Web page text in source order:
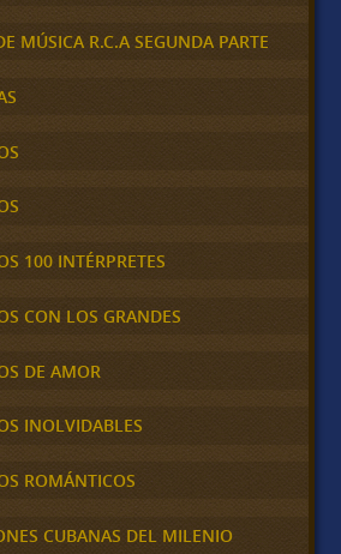
MÚSICA R.C.A SEGUNDA PARTE
100 INTÉRPRETES
CON LOS GRANDES
DE AMOR
INOLVIDABLES
ROMÁNTICOS
CUBANAS DEL MILENIO